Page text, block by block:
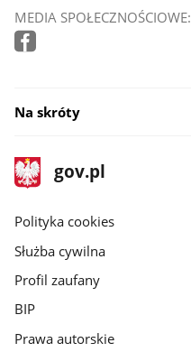
MEDIA SPOŁECZNOŚCIOWE:
Na skróty
stopka
gov.pl
Strona
gov.pl
gov.pl
Polityka cookies
Służba cywilna
Profil zaufany
BIP
Prawa autorskie